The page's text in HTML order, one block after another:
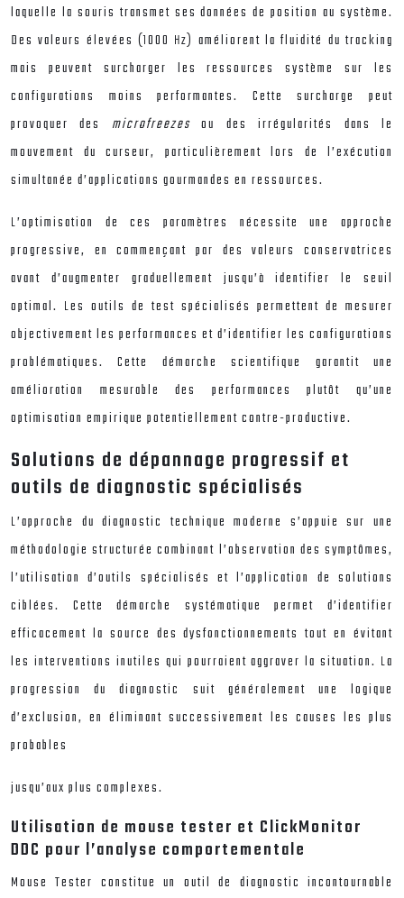
laquelle la souris transmet ses données de position au système.
Des valeurs élevées (1000 Hz) améliorent la fluidité du tracking
mais peuvent surcharger les ressources système sur les
configurations moins performantes. Cette surcharge peut
provoquer des microfreezesou des irrégularités dans le
mouvement du curseur, particulièrement lors de l’exécution
simultanée d’applications gourmandes en ressources.
L’optimisation de ces paramètres nécessite une approche
progressive, en commençant par des valeurs conservatrices
avant d’augmenter graduellement jusqu’à identifier le seuil
optimal. Les outils de test spécialisés permettent de mesurer
objectivement les performances et d’identifier les configurations
problématiques. Cette démarche scientifique garantit une
amélioration mesurable des performances plutôt qu’une
optimisation empirique potentiellement contre-productive.
Solutions de dépannage progressif et
outils de diagnostic spécialisés
L’approche du diagnostic technique moderne s’appuie sur une
méthodologie structurée combinant l’observation des symptômes,
l’utilisation d’outils spécialisés et l’application de solutions
ciblées. Cette démarche systématique permet d’identifier
efficacement la source des dysfonctionnements tout en évitant
les interventions inutiles qui pourraient aggraver la situation. La
progression du diagnostic suit généralement une logique
d’exclusion, en éliminant successivement les causes les plus
probables
jusqu’aux plus complexes.
Utilisation de mouse tester et ClickMonitor
DDC pour l’analyse comportementale
Mouse Tester constitue un outil de diagnostic incontournable